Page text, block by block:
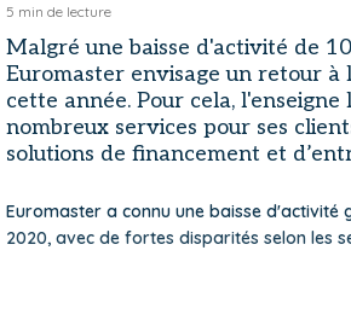
5 min de lecture
Malgré une baisse d'activité de
Euromaster envisage un retour à
cette année. Pour cela, l'enseigne
nombreux services pour ses
solutions de financement et
Euromaster a connu une baisse d'activité
2020, avec de fortes disparités selon les